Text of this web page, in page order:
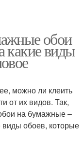
обои
какие виды
можно ли клеить
от их видов. Так,
на бумажные –
виды обоев, которые